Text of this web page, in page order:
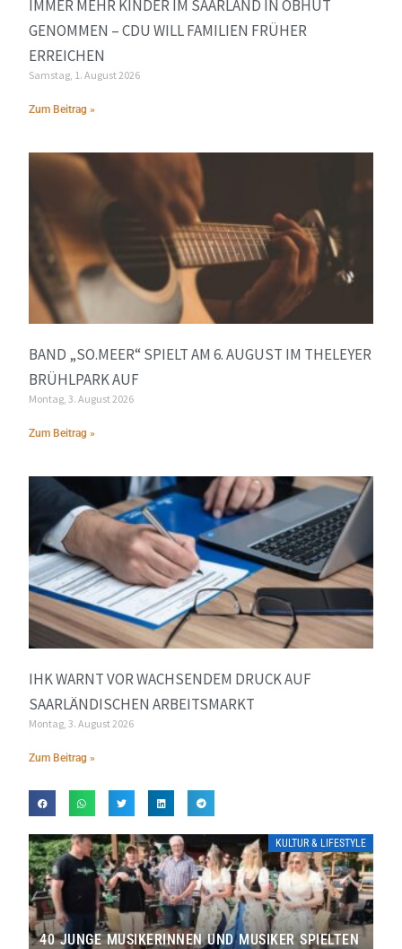
IMMER MEHR KINDER IM SAARLAND IN OBHUT
GENOMMEN – CDU WILL FAMILIEN FRÜHER
ERREICHEN
Samstag, 1. August 2026
Zum Beitrag »
BAND „SO.MEER“ SPIELT AM 6. AUGUST IM THELEYER
BRÜHLPARK AUF
Montag, 3. August 2026
Zum Beitrag »
IHK WARNT VOR WACHSENDEM DRUCK AUF
SAARLÄNDISCHEN ARBEITSMARKT
Montag, 3. August 2026
Zum Beitrag »
KULTUR & LIFESTYLE
40 JUNGE MUSIKERINNEN UND MUSIKER SPIELTEN